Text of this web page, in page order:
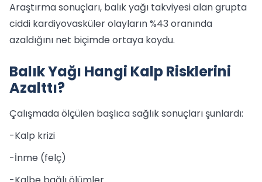
Araştırma sonuçları, balık yağı takviyesi alan grupta
ciddi kardiyovasküler olayların %43 oranında
azaldığını net biçimde ortaya koydu.
Balık Yağı Hangi Kalp Risklerini
Azalttı?
Çalışmada ölçülen başlıca sağlık sonuçları şunlardı:
-Kalp krizi
-İnme (felç)